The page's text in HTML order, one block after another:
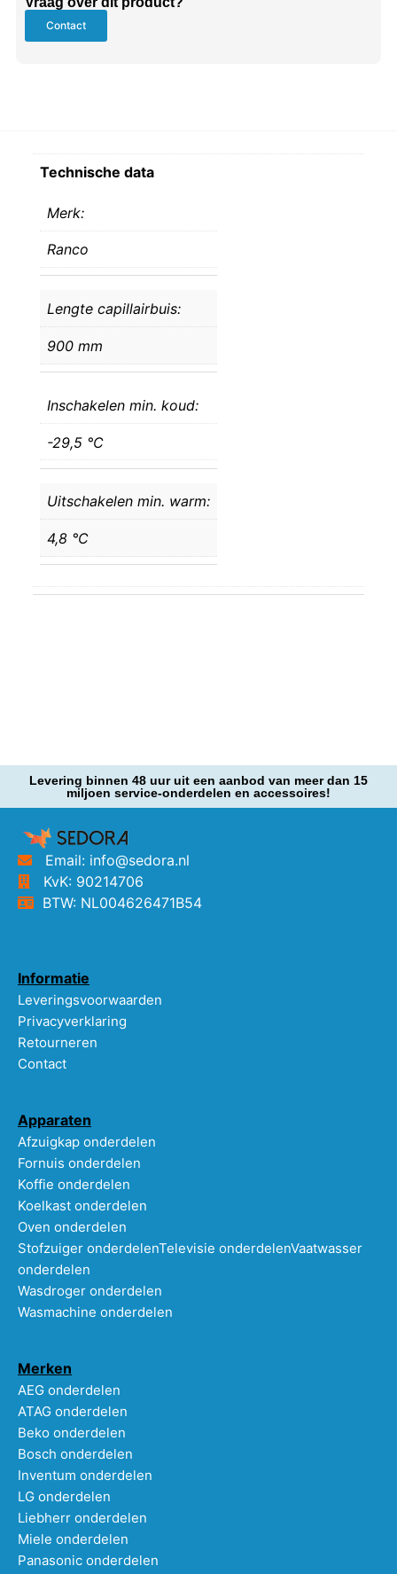
Contact
Technische data
Merk:
Ranco
Lengte capillairbuis:
900 mm
Inschakelen min. koud:
-29,5 °C
Uitschakelen min. warm:
4,8 °C
Levering binnen 48 uur uit een aanbod van meer dan 15
miljoen service-onderdelen en accessoires!
Email: info@sedora.nl
KvK: 90214706
BTW: NL004626471B54
Informatie
Leveringsvoorwaarden
Privacyverklaring
Retourneren
Contact
Apparaten
Afzuigkap onderdelen
Fornuis onderdelen
Koffie onderdelen
Koelkast onderdelen
Oven onderdelen
Stofzuiger onderdelenTelevisie onderdelenVaatwasser
onderdelen
Wasdroger onderdelen
Wasmachine onderdelen
Merken
AEG onderdelen
ATAG onderdelen
Beko onderdelen
Bosch onderdelen
Inventum onderdelen
LG onderdelen
Liebherr onderdelen
Miele onderdelen
Panasonic onderdelen